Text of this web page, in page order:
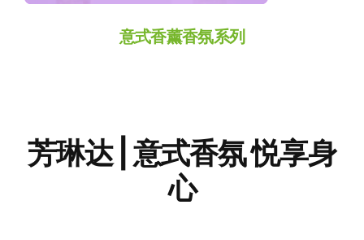
意式香薰香氛系列
芳琳达 | 意式香氛 悦享身
心